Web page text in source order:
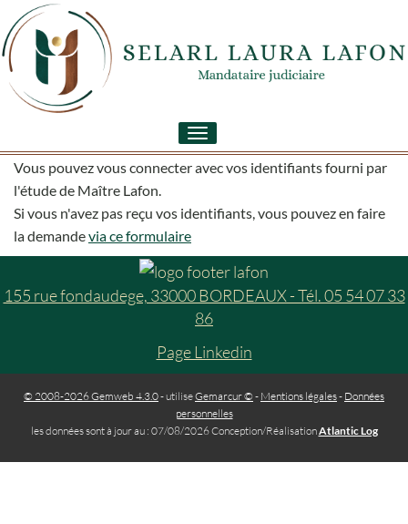
Toggle
navigation
Vous pouvez vous connecter avec vos identifiants fourni par
l'étude de Maître Lafon.
Si vous n'avez pas reçu vos identifiants, vous pouvez en faire
la demandevia ce formulaire
155 rue fondaudege, 33000 BORDEAUX - Tél. 05 54 07 33
86
Page Linkedin
© 2008-2026 Gemweb 4.3.0- utiliseGemarcur © - Mentions légales- Données
personnelles
les données sont à jour au : 07/08/2026 Conception/RéalisationAtlantic Log